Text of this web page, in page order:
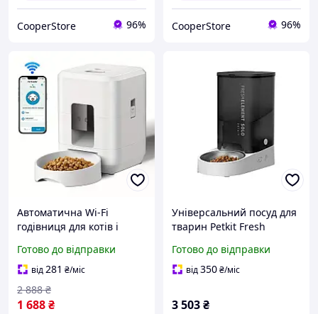
CooperStore 96% CooperStore 96%
Автоматична Wi-Fi
годівниця для котів і
дозатор корму з
таймером та керуванням
зі смартфона (US
Готово до відправки
від281 ₴/міс
1 688₴
2 888 ₴
Універсальний посуд для
тварин Petkit Fresh
годівниця Dark Grey (P570
Grey) n
Готово до відправки
від350₴/міс
3 503₴